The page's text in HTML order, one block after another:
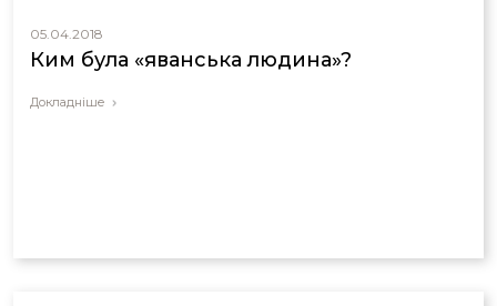
05.04.2018
Ким була «яванська людина»?
Докладніше